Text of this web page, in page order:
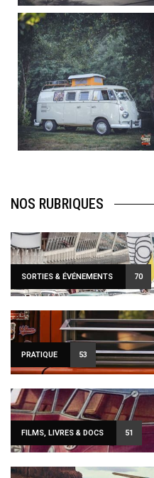
becombi
Août 10
120
0
NOS RUBRIQUES
SORTIES & ÉVÉNEMENTS 70
PRATIQUE 53
FILMS, LIVRES & DOCS 51